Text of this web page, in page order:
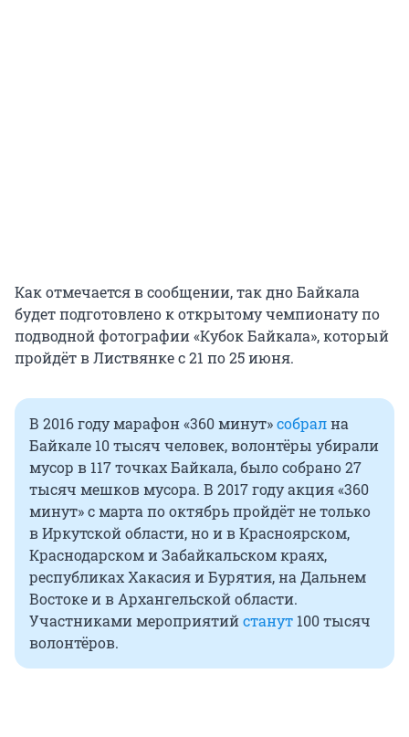
Как отмечается в сообщении, так дно Байкала
будет подготовлено к открытому чемпионату по
подводной фотографии «Кубок Байкала», который
пройдёт в Листвянке с 21 по 25 июня.
В 2016 году марафон «360 минут»собрална
Байкале 10 тысяч человек, волонтёры убирали
мусор в 117 точках Байкала, было собрано 27
тысяч мешков мусора. В 2017 году акция «360
минут» с марта по октябрь пройдёт не только
в Иркутской области, но и в Красноярском,
Краснодарском и Забайкальском краях,
республиках Хакасия и Бурятия, на Дальнем
Востоке и в Архангельской области.
Участниками мероприятийстанут 100 тысяч
волонтёров.